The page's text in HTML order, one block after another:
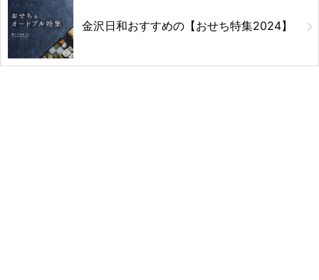
金沢日和おすすめの【おせち特集2024】